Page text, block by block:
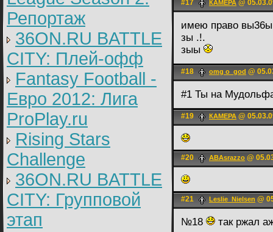
Репортаж
36ON.RU BATTLE
CITY: Плей-офф
Fantasy Football -
Евро 2012: Лига
ProPlay.ru
Rising Stars
Challenge
36ON.RU BATTLE
CITY: Групповой
этап
#17 КАМЕРА @
имею право
зы .!.
зыы
#18 omg o_god @
#1 Ты на
#19 КАМЕРА @
#20 ABAsrazzo @
#21 Leslie_Nielsen @
№18 так ржал